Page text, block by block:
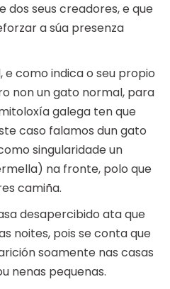
seus creadores, e que
a súa presenza
e como indica o seu propio
non un gato normal, para
galega ten que
caso falamos dun gato
singularidade un
na fronte, polo que
camiña.
desapercibido ata que
noites, pois se conta que
soamente nas casas
nenas pequenas.